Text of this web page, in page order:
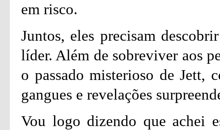
em risco.
Juntos, eles precisam
líder. Além de sobreviver aos
o passado misterioso de Jett,
gangues e revelações
Vou logo dizendo que achei